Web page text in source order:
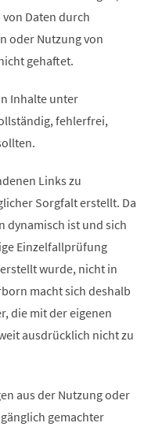
Daten durch
oder Nutzung von
gehaftet.
Inhalte unter
fehlerfrei,
Links zu
Sorgfalt erstellt. Da
dynamisch ist und sich
Einzelfallprüfung
wurde, nicht in
macht sich deshalb
die mit der eigenen
ausdrücklich nicht zu
aus der Nutzung oder
gemachter